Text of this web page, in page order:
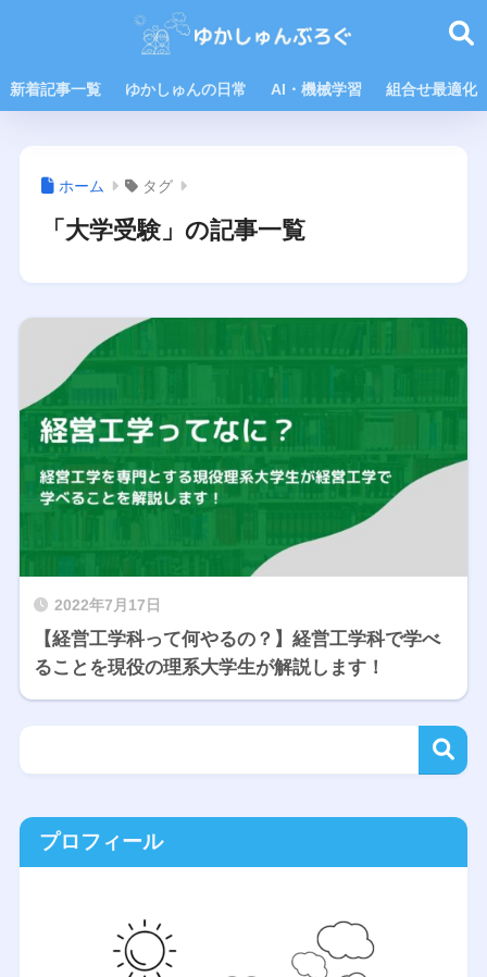
新着記事一覧 ゆかしゅんの日常 AI・機械学習 組合せ最適化
ホーム タグ
「大学受験」の記事一覧
2022年7月17日
【経営工学科って何やるの？】経営工学科で学べ
ることを現役の理系大学生が解説します！
プロフィール